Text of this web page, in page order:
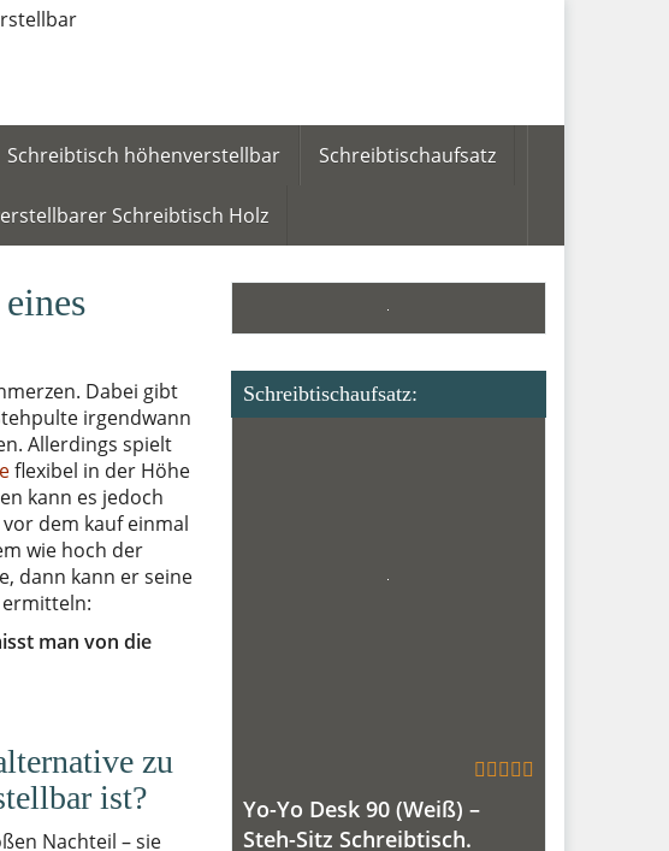
Schreibtisch höhenverstellbar Schreibtischaufsatz
Schreibtisch Holz
Dabei gibt
irgendwann
Allerdings spielt
flexibel in der Höhe
kann es jedoch
dem kauf einmal
wie hoch der
dann kann er seine
man von die
zu
ist?
Nachteil – sie
Schreibtischaufsatz:
Yo-Yo Desk 90 (Weiß) –
Steh-Sitz Schreibtisch.